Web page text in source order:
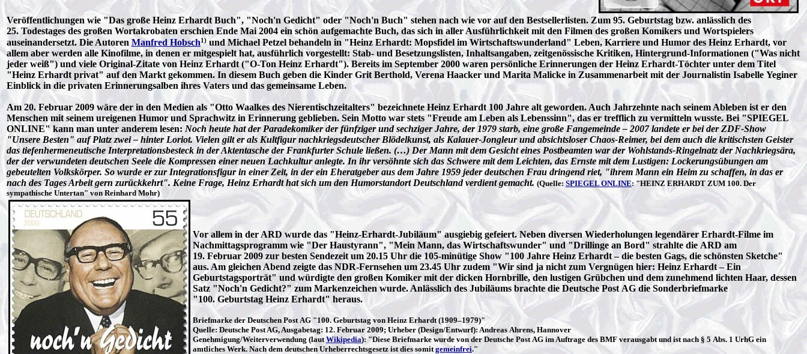
Veröffentlichungen wie "Das große Heinz Erhardt Buch", "Noch'n Gedicht" oder "Noch'n Buch" stehen nach wie vor auf den Bestsellerlisten. Zum 95. Geburtstag bzw. anlässlich des
25. Todestages des großen Wortakrobaten erschien Ende Mai 2004 ein schön aufgemachte Buch, das sich in aller Ausführlichkeit mit den Filmen des großen Komikers und Wortspielers
auseinandersetzt. Die Autoren Manfred Hobsch1) und Michael Petzel behandeln in "Heinz Erhardt: Mopsfidel im Wirtschaftswunderland" Leben, Karriere und Humor des Heinz Erhardt, vor
allem aber werden alle Kinofilme, in denen er mitgespielt hat, ausführlich vorgestellt: Stab- und Besetzungslisten, Inhaltsangaben, zeitgenössische Kritiken, Hintergrund-Informationen ("Was nicht
jeder weiß") und viele Original-Zitate von Heinz Erhardt ("O-Ton Heinz Erhardt"). Bereits im September 2000 waren persönliche Erinnerungen der Heinz Erhardt-Töchter unter dem Titel
"Heinz Erhardt privat" auf den Markt gekommen. In diesem Buch geben die Kinder Grit Berthold, Verena Haacker und Marita Malicke in Zusammenarbeit mit der Journalistin Isabelle Yeginer
Einblick in die privaten Erinnerungsalben ihres Vaters und das gemeinsame Leben.
Am 20. Februar 2009 wäre der in den Medien als "Otto Waalkes des Nierentischzeitalters" bezeichnete Heinz Erhardt 100 Jahre alt geworden. Auch Jahrzehnte nach seinem Ableben ist er den
Menschen mit seinem ureigenen Humor und Sprachwitz in Erinnerung geblieben. Sein Motto war stets "Freude am Leben als Lebenssinn", das er trefflich zu vermitteln wusste. Bei "SPIEGEL
ONLINE" kann man unter anderem lesen: Noch heute hat der Paradekomiker der fünfziger und sechziger Jahre, der 1979 starb, eine große Fangemeinde – 2007 landete er bei der ZDF-Show
"Unsere Besten" auf Platz zwei – hinter Loriot. Vielen gilt er als Kultfigur nachkriegsdeutscher Blödelkunst, als Kalauer-Jongleur und absichtsloser Chaos-Reimer, bei dem auch die kritischsten Geister
das tiefenhermeneutische Interpretationsbesteck in der Aktentasche der Frankfurter Schule ließen. (…) Der Mann mit dem Gesicht eines Postbeamten war der Wohlstands-Ringelnatz der Nachkriegsära,
der der verwundeten deutschen Seele die Kompressen einer neuen Lachkultur anlegte. In ihr versöhnte sich das Schwere mit dem Leichten, das Ernste mit dem Lustigen: Lockerungsübungen am
gebeutelten Volkskörper. So wurde er zur Integrationsfigur in einer Zeit, in der ein Eheratgeber aus dem Jahre 1959 jeder deutschen Frau dringend riet, "ihrem Mann ein Heim zu schaffen, in das er
nach des Tages Arbeit gern zurückkehrt". Keine Frage, Heinz Erhardt hat sich um den Humorstandort Deutschland verdient gemacht. (Quelle: SPIEGEL ONLINE: "HEINZ ERHARDT ZUM 100. Der
sympathische Untertan" von Reinhard Mohr)
Vor allem in der ARD wurde das "Heinz-Erhardt-Jubiläum" ausgiebig gefeiert. Neben diversen Wiederholungen legendärer Erhardt-Filme im
Nachmittagsprogramm wie "Der Haustyrann", "Mein Mann, das Wirtschaftswunder" und "Drillinge an Bord" strahlte die ARD am
19. Februar 2009 zur besten Sendezeit um 20.15 Uhr die 105-minütige Show "100 Jahre Heinz Erhardt – die besten Gags, die schönsten Sketche"
aus. Am gleichen Abend zeigte das NDR-Fernsehen um 23.45 Uhr zudem "Wir sind ja nicht zum Vergnügen hier: Heinz Erhardt – Ein
Geburtstagsporträt" und würdigte den großen Komiker mit der dicken Hornbrille, den lustigen Grübchen und dem zunehmend lichten Haar, dessen
Satz "Noch'n Gedicht?" zum Markenzeichen wurde. Anlässlich des Jubiläums brachte die Deutsche Post AG die Sonderbriefmarke
"100. Geburtstag Heinz Erhardt" heraus.
Briefmarke der Deutschen Post AG "100. Geburtstag von Heinz Erhardt (1909–1979)"
Quelle: Deutsche Post AG, Ausgabetag: 12. Februar 2009; Urheber (Design/Entwurf): Andreas Ahrens, Hannover
Genehmigung/Weiterverwendung (laut Wikipedia): "Diese Briefmarke wurde von der Deutsche Post AG im Auftrage des BMF verausgabt und ist nach § 5 Abs. 1 UrhG ein
amtliches Werk. Nach dem deutschen Urheberrechtsgesetz ist dies somit gemeinfrei."